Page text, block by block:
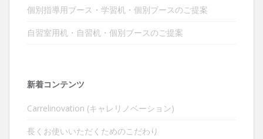
個別指導用ブース・学習机・個別ブースのご提案
自習室用机・自習机・個別ブースのご提案
新着コンテンツ
Carrelinovation (キャレリノベーション)
長くお使いいただくためのこだわり